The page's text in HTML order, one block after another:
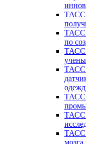
ТАСС:
ТАСС:
по
ТАСС:
ТАСС:
ТАСС:
ТАСС:
ТАСС:
мозга